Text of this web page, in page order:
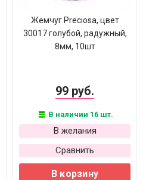
Жемчуг Preciosa, цвет
30017 голубой, радужный,
8мм, 10шт
99 руб.
В наличии 16 шт.
В желания
Сравнить
В корзину